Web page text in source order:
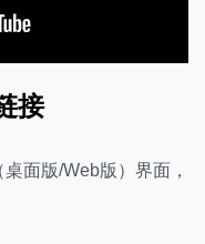
接
面版/Web版）界面，